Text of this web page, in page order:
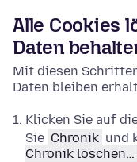
Alle Cookies
Daten
Mit diesen
Daten bleiben
Klicken Sie auf
Sie Chronik und
Chronik löschen…